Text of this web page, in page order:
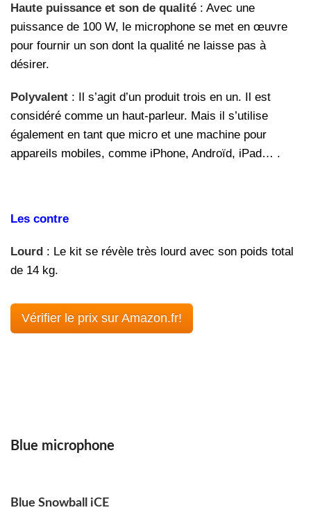
Haute puissance et son de qualité : Avec une
puissance de 100 W, le microphone se met en œuvre
pour fournir un son dont la qualité ne laisse pas à
désirer.
Polyvalent : Il s’agit d’un produit trois en un. Il est
considéré comme un haut-parleur. Mais il s’utilise
également en tant que micro et une machine pour
appareils mobiles, comme iPhone, Androïd, iPad… .
Les contre
Lourd : Le kit se révèle très lourd avec son poids total
de 14 kg.
Vérifier le prix sur Amazon.fr!
Blue microphone
Blue Snowball iCE